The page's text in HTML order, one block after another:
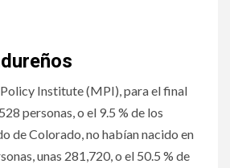
Institute (MPI), para el final
personas, o el 9.5 % de los
de Colorado, no habían nacido en
unas 281,720, o el 50.5 % de